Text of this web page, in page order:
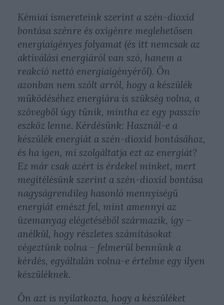
Kémiai ismereteink szerint a szén-dioxid
bontása szénre és oxigénre meglehetősen
energiaigényes folyamat (és itt nemcsak az
aktiválási energiáról van szó, hanem a
reakció nettó energiaigényéről). Ön
azonban nem szólt arról, hogy a készülék
működéséhez energiára is szükség volna, a
szövegből úgy tűnik, mintha ez egy passzív
eszköz lenne. Kérdésünk: Használ-e a
készülék energiát a szén-dioxid bontásához,
és ha igen, mi szolgáltatja ezt az energiát?
Ez már csak azért is érdekel minket, mert
megítélésünk szerint a szén-dioxid bontása
nagyságrendileg hasonló mennyiségű
energiát emészt fel, mint amennyi az
üzemanyag elégetéséből származik, így –
anélkül, hogy részletes számításokat
végeztünk volna – felmerül bennünk a
kérdés, egyáltalán volna-e értelme egy ilyen
készüléknek.
Ön azt is nyilatkozta, hogy a készüléket